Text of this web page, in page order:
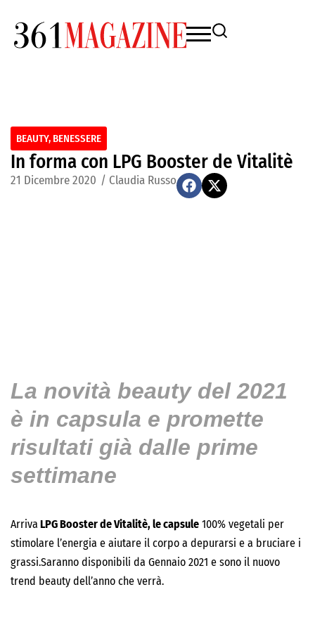
BEAUTY, BENESSERE
In forma con LPG Booster de Vitalitè
21 Dicembre 2020 / Claudia Russo
La novità beauty del 2021
è in capsula e promette
risultati già dalle prime
settimane
Arriva LPG Booster de Vitalitè, le capsule 100% vegetali per
stimolare l’energia e aiutare il corpo a depurarsi e a bruciare i
grassi.Saranno disponibili da Gennaio 2021 e sono il nuovo
trend beauty dell’anno che verrà.